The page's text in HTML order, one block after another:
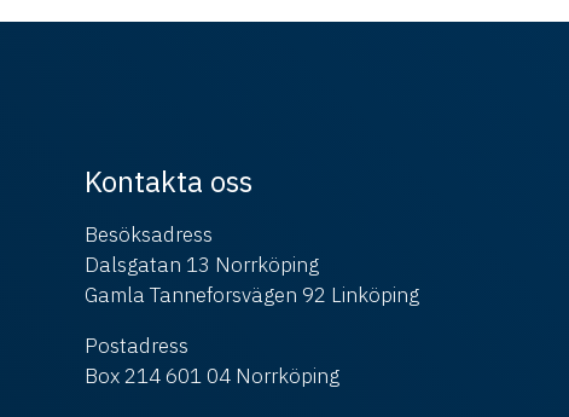
Kontakta oss
Besöksadress
Dalsgatan 13 Norrköping
Gamla Tanneforsvägen 92 Linköping
Postadress
Box 214 601 04 Norrköping